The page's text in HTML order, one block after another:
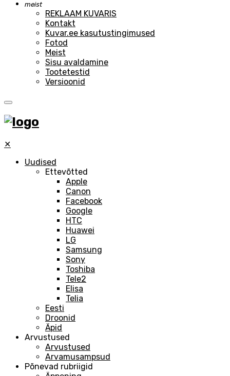
meist
REKLAAM KUVARIS
Kontakt
Kuvar.ee kasutustingimused
Fotod
Meist
Sisu avaldamine
Tootetestid
Versioonid
✕
Uudised
Ettevõtted
Apple
Canon
Facebook
Google
HTC
Huawei
LG
Samsung
Sony
Toshiba
Tele2
Elisa
Telia
Eesti
Droonid
Äpid
Arvustused
Arvustused
Arvamusampsud
Põnevad rubriigid